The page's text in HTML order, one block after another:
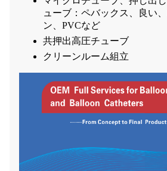
ューブ：ペバックス、良い
ン、PVCなど
共押出高圧チューブ
クリーンルーム組立